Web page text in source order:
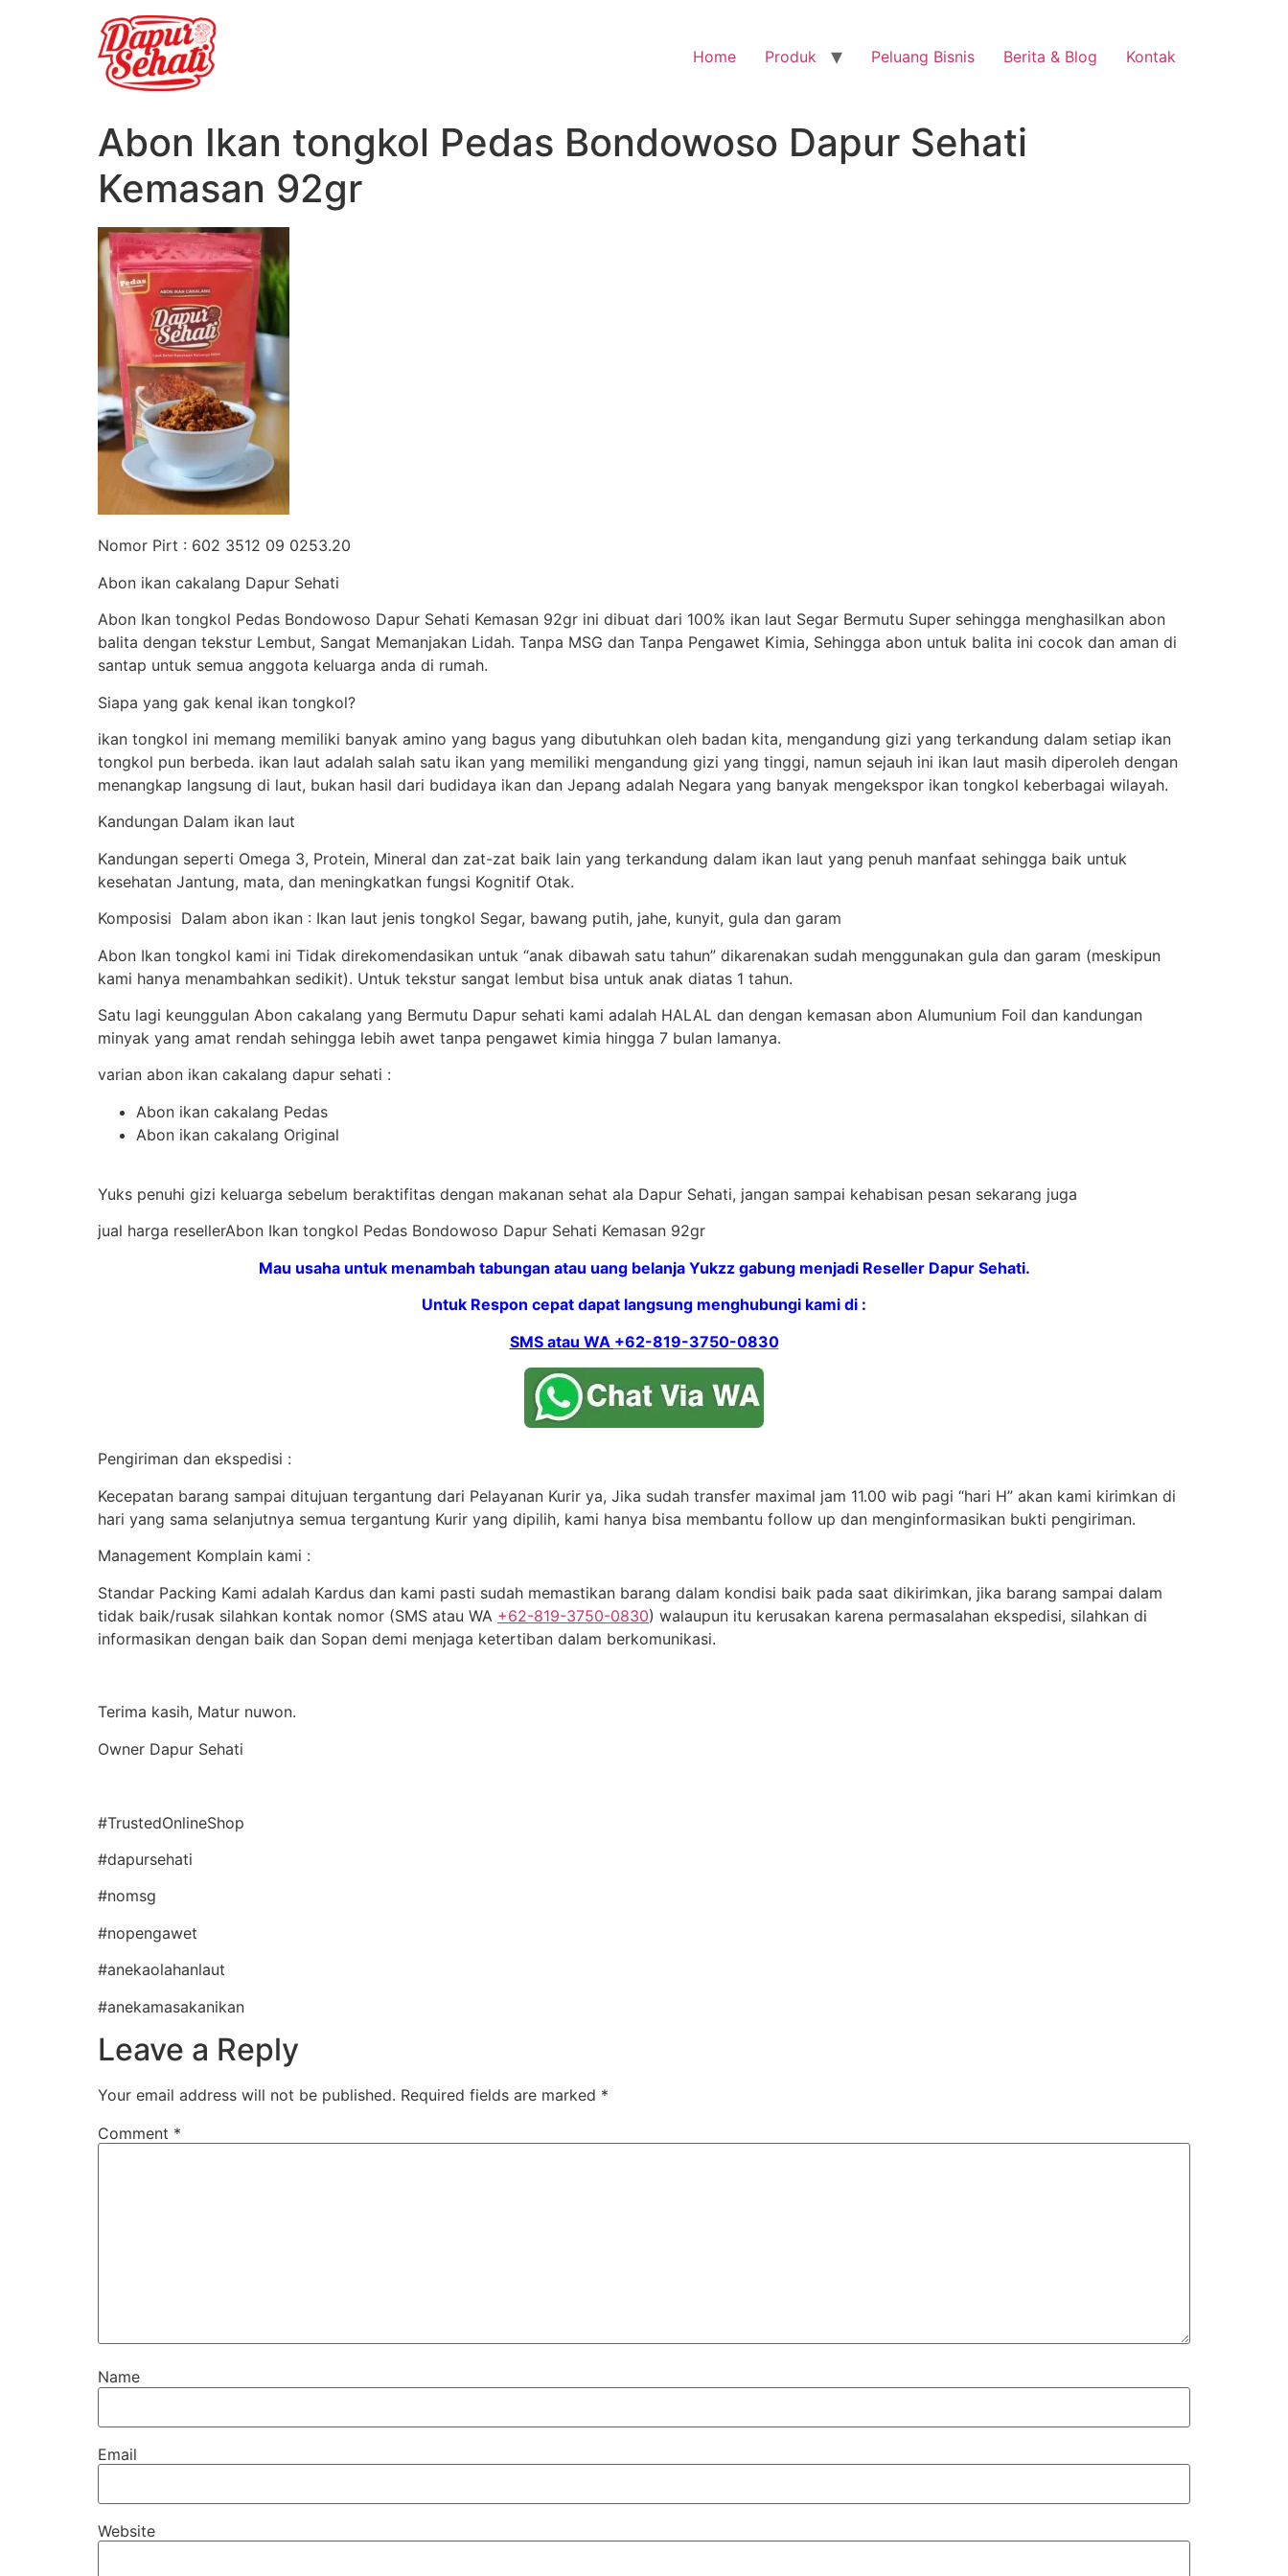
Home Produk Peluang Bisnis Berita & Blog Kontak
Abon Ikan tongkol Pedas Bondowoso Dapur Sehati
Kemasan 92gr
Nomor Pirt : 602 3512 09 0253.20
Abon ikan cakalang Dapur Sehati
Abon Ikan tongkol Pedas Bondowoso Dapur Sehati Kemasan 92gr ini dibuat dari 100% ikan laut Segar Bermutu Super sehingga menghasilkan abon
balita dengan tekstur Lembut, Sangat Memanjakan Lidah. Tanpa MSG dan Tanpa Pengawet Kimia, Sehingga abon untuk balita ini cocok dan aman di
santap untuk semua anggota keluarga anda di rumah.
Siapa yang gak kenal ikan tongkol?
ikan tongkol ini memang memiliki banyak amino yang bagus yang dibutuhkan oleh badan kita, mengandung gizi yang terkandung dalam setiap ikan
tongkol pun berbeda. ikan laut adalah salah satu ikan yang memiliki mengandung gizi yang tinggi, namun sejauh ini ikan laut masih diperoleh dengan
menangkap langsung di laut, bukan hasil dari budidaya ikan dan Jepang adalah Negara yang banyak mengekspor ikan tongkol keberbagai wilayah.
Kandungan Dalam ikan laut
Kandungan seperti Omega 3, Protein, Mineral dan zat-zat baik lain yang terkandung dalam ikan laut yang penuh manfaat sehingga baik untuk
kesehatan Jantung, mata, dan meningkatkan fungsi Kognitif Otak.
Komposisi Dalam abon ikan : Ikan laut jenis tongkol Segar, bawang putih, jahe, kunyit, gula dan garam
Abon Ikan tongkol kami ini Tidak direkomendasikan untuk “anak dibawah satu tahun” dikarenakan sudah menggunakan gula dan garam (meskipun
kami hanya menambahkan sedikit). Untuk tekstur sangat lembut bisa untuk anak diatas 1 tahun.
Satu lagi keunggulan Abon cakalang yang Bermutu Dapur sehati kami adalah HALAL dan dengan kemasan abon Alumunium Foil dan kandungan
minyak yang amat rendah sehingga lebih awet tanpa pengawet kimia hingga 7 bulan lamanya.
varian abon ikan cakalang dapur sehati :
Abon ikan cakalang Pedas
Abon ikan cakalang Original
Yuks penuhi gizi keluarga sebelum beraktifitas dengan makanan sehat ala Dapur Sehati, jangan sampai kehabisan pesan sekarang juga
jual harga resellerAbon Ikan tongkol Pedas Bondowoso Dapur Sehati Kemasan 92gr
Mau usaha untuk menambah tabungan atau uang belanja Yukzz gabung menjadi Reseller Dapur Sehati.
Untuk Respon cepat dapat langsung menghubungi kami di :
SMS atau WA +62-819-3750-0830
Pengiriman dan ekspedisi :
Kecepatan barang sampai ditujuan tergantung dari Pelayanan Kurir ya, Jika sudah transfer maximal jam 11.00 wib pagi “hari H” akan kami kirimkan di
hari yang sama selanjutnya semua tergantung Kurir yang dipilih, kami hanya bisa membantu follow up dan menginformasikan bukti pengiriman.
Management Komplain kami :
Standar Packing Kami adalah Kardus dan kami pasti sudah memastikan barang dalam kondisi baik pada saat dikirimkan, jika barang sampai dalam
tidak baik/rusak silahkan kontak nomor (SMS atau WA +62-819-3750-0830) walaupun itu kerusakan karena permasalahan ekspedisi, silahkan di
informasikan dengan baik dan Sopan demi menjaga ketertiban dalam berkomunikasi.
Terima kasih, Matur nuwon.
Owner Dapur Sehati
#TrustedOnlineShop
#dapursehati
#nomsg
#nopengawet
#anekaolahanlaut
#anekamasakanikan
Leave a Reply
Your email address will not be published. Required fields are marked *
Comment *
Name
Email
Website